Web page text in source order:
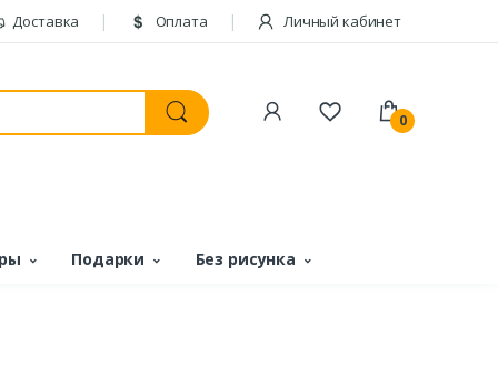
Доставка Оплата Личный кабинет
0
Подарки Без рисунка